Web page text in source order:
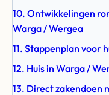
10. Ontwikkelingen
Warga / Wergea
11. Stappenplan voor
12. Huis in Warga /
13. Direct zakendoen